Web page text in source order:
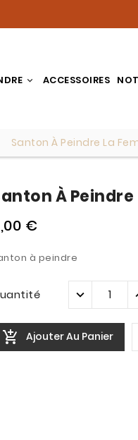
ACCESSOIRES
Santon À Peindre La
À
€
à peindre
 Ajouter Au Panier